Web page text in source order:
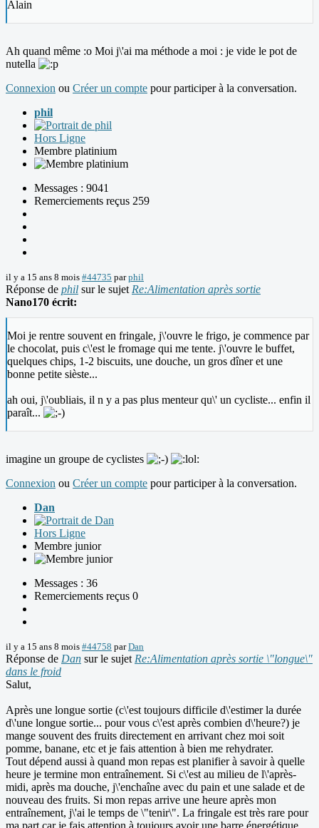
Alain
Ah quand même :o Moi j\'ai ma méthode a moi : je vide le pot de
nutella
Connexion ou Créer un compte pour participer à la conversation.
phil
Hors Ligne
Membre platinium
Messages : 9041
Remerciements reçus 259
il y a 15 ans 8 mois #44735 parphil
Réponse de phil sur le sujet Re:Alimentation après sortie
Nano170 écrit:
Moi je rentre souvent en fringale, j\'ouvre le frigo, je commence par
le chocolat, puis c\'est le fromage qui me tente. j\'ouvre le buffet,
quelques chips, 1-2 biscuits, une douche, un gros dîner et une
bonne petite sièste...
ah oui, j\'oubliais, il n y a pas plus menteur qu\' un cycliste... enfin il
paraît...
imagine un groupe de cyclistes
Connexion ou Créer un compte pour participer à la conversation.
Dan
Hors Ligne
Membre junior
Messages : 36
Remerciements reçus 0
il y a 15 ans 8 mois #44758 parDan
Réponse de Dan sur le sujet Re:Alimentation après sortie \"longue\"
dans le froid
Salut,
Après une longue sortie (c\'est toujours difficile d\'estimer la durée
d\'une longue sortie... pour vous c\'est après combien d\'heure?) je
mange souvent des fruits directement en arrivant chez moi soit
pomme, banane, etc et je fais attention à bien me rehydrater.
Tout dépend aussi à quand mon repas est planifier à savoir à quelle
heure je termine mon entraînement. Si c\'est au milieu de l\'après-
midi, après ma douche, j\'enchaîne avec du pain et une salade et de
nouveau des fruits. Si mon repas arrive une heure après mon
entraînement, j\'ai le temps de \"tenir\". La fringale est très rare pour